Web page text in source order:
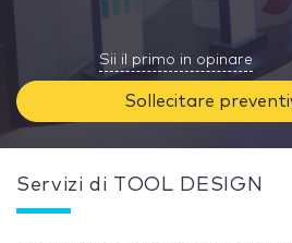
Sii il primo in opinare
Sollecitare
Servizi di TOOL DESIGN